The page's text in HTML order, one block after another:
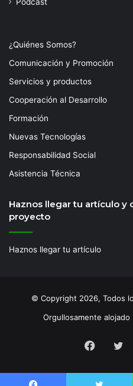
Podcast
¿Quiénes Somos?
Comunicación y Promoción
Servicios y productos
Cooperación al Desarrollo
Formación
Nuevas Tecnologías
Responsabilidad Social
Asistencia Técnica
Haznos llegar tu artículo y
proyecto
Haznos llegar tu artículo
© Copyright 2026, Todos
Orgullosamente